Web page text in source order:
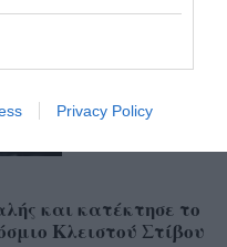
Privacy Policy
και κατέκτησε το
Κλειστού Στίβου